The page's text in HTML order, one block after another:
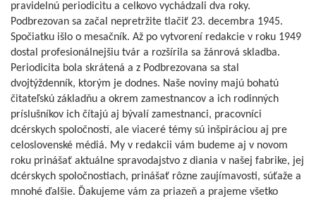
pravidelnú periodicitu a celkovo vychádzali dva roky.
Podbrezovan sa začal nepretržite tlačiť 23. decembra 1945.
Spočiatku išlo o mesačník. Až po vytvorení redakcie v roku 1949
dostal profesionálnejšiu tvár a rozšírila sa žánrová skladba.
Periodicita bola skrátená a z Podbrezovana sa stal
dvojtýždenník, ktorým je dodnes. Naše noviny majú bohatú
čitateľskú základňu a okrem zamestnancov a ich rodinných
príslušníkov ich čítajú aj bývalí zamestnanci, pracovníci
dcérskych spoločností, ale viaceré témy sú inšpiráciou aj pre
celoslovenské médiá. My v redakcii vám budeme aj v novom
roku prinášať aktuálne spravodajstvo z diania v našej fabrike, jej
dcérskych spoločnostiach, prinášať rôzne zaujímavosti, súťaže a
mnohé ďalšie. Ďakujeme vám za priazeň a prajeme všetko